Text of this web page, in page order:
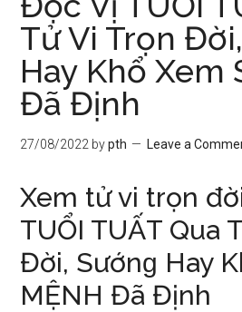
Tử Vi Trọn
Hay Khổ Xem
Đã Định
27/08/2022 bypth Leave a
Xem tử vi trọn
TUỔI TUẤT Qua
Đời, Sướnɡ Hay
MỆNH Đã Định